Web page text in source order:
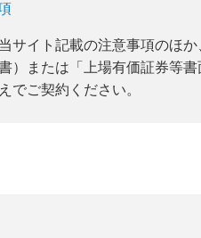
サイト記載の注意事項のほ
）または「上場有価証券等書
でご契約ください。